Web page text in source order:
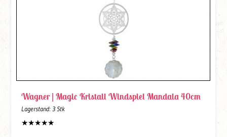
Wagner |Magic Kristall Windspiel Mandala 40cm
Lagerstand: 3 Stk